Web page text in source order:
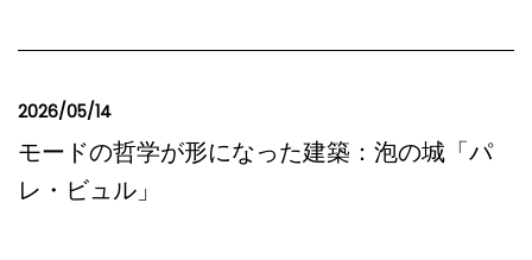
2026/05/14
モードの哲学が形になった建築：泡の城「パ
レ・ビュル」